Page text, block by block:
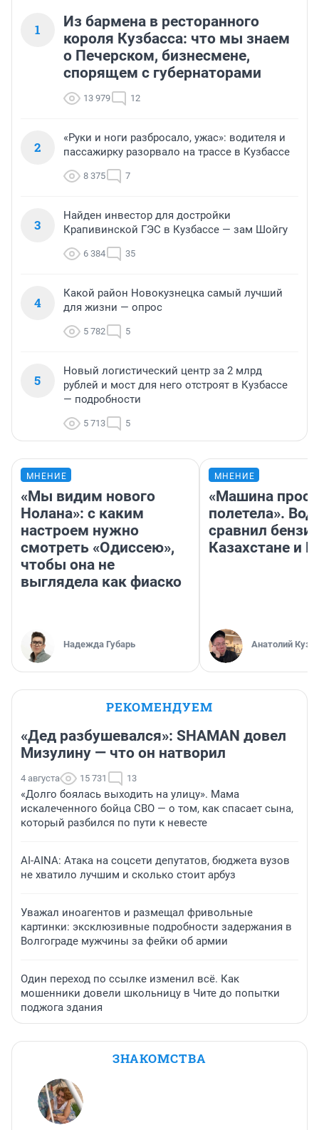
1
Из бармена в ресторанного
короля Кузбасса: что мы знаем
о Печерском, бизнесмене,
спорящем с губернаторами
13 979 12
2
«Руки и ноги разбросало, ужас»: водителя и
пассажирку разорвало на трассе в Кузбассе
8 375 7
3
Найден инвестор для достройки
Крапивинской ГЭС в Кузбассе — зам Шойгу
6 384 35
4
Какой район Новокузнецка самый лучший
для жизни — опрос
5 782 5
5
Новый логистический центр за 2 млрд
рублей и мост для него отстроят в Кузбассе
— подробности
5 713 5
МНЕНИЕ
«Мы видим нового
Нолана»: с каким
настроем нужно
смотреть «Одиссею»,
чтобы она не
выглядела как фиаско
Надежда Губарь
МНЕНИЕ
«Машина
полетела».
сравнил
Казахстане и
Анатолий
РЕКОМЕНДУЕМ
«Дед разбушевался»: SHAMAN довел
Мизулину — что он натворил
4 августа 15 731 13
«Долго боялась выходить на улицу». Мама
искалеченного бойца СВО — о том, как спасает сына,
который разбился по пути к невесте
AI-AINA: Атака на соцсети депутатов, бюджета вузов
не хватило лучшим и сколько стоит арбуз
Уважал иноагентов и размещал фривольные
картинки: эксклюзивные подробности задержания в
Волгограде мужчины за фейки об армии
Один переход по ссылке изменил всё. Как
мошенники довели школьницу в Чите до попытки
поджога здания
ЗНАКОМСТВА